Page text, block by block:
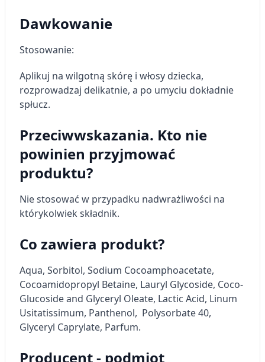
Dawkowanie
Stosowanie:
Aplikuj na wilgotną skórę i włosy dziecka,
rozprowadzaj delikatnie, a po umyciu dokładnie
spłucz.
Przeciwwskazania. Kto nie
powinien przyjmować
produktu?
Nie stosować w przypadku nadwrażliwości na
którykolwiek składnik.
Co zawiera produkt?
Aqua, Sorbitol, Sodium Cocoamphoacetate,
Cocoamidopropyl Betaine, Lauryl Glycoside, Coco-
Glucoside and Glyceryl Oleate, Lactic Acid, Linum
Usitatissimum, Panthenol, Polysorbate 40,
Glyceryl Caprylate, Parfum.
Producent - podmiot
wyboru reklam
spersonalizowanych reklam
Wykorzystanie profili do wyboru
spersonalizowanych reklam
Tworzenie profili w celu personalizacji treści
Wykorzystywanie profili w celu doboru
spersonalizowanych treści
Pomiar efektywności reklam
Pomiar efektywności treści
Rozumienie odbiorców dzięki statystyce lub
Rozwój i ulepszanie usług
Wykorzystywanie ograniczonych danych do
wyboru treści
Funkcje specjalne IAB:
Użycie dokładnych danych
geolokalizacyjnych